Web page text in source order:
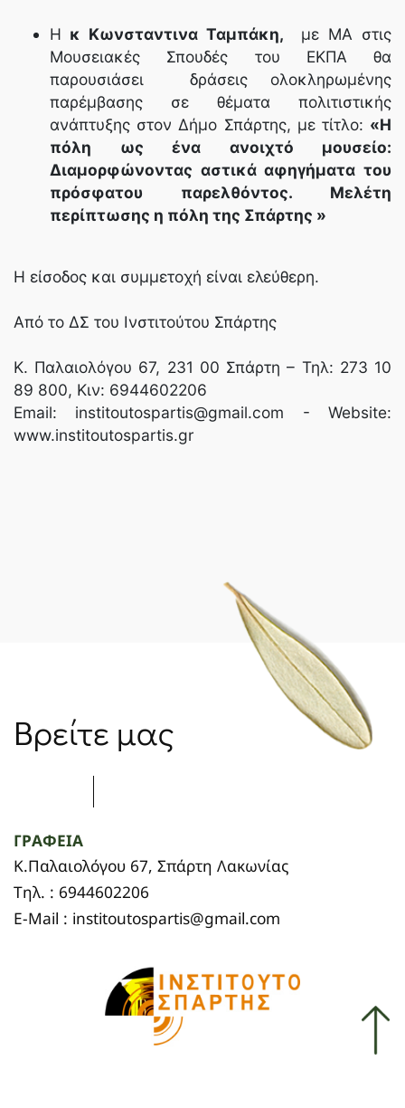
Η κ Κωνσταντινα Ταμπάκη, με ΜΑ στις
Μουσειακές Σπουδές του ΕΚΠΑ θα
παρουσιάσει δράσεις ολοκληρωμένης
παρέμβασης σε θέματα πολιτιστικής
ανάπτυξης στον Δήμο Σπάρτης, με τίτλο: «Η
πόλη ως ένα ανοιχτό μουσείο:
Διαμορφώνοντας αστικά αφηγήματα του
πρόσφατου παρελθόντος. Μελέτη
περίπτωσης η πόλη της Σπάρτης »
Η είσοδος και συμμετοχή είναι ελεύθερη.
Από το ΔΣ του Ινστιτούτου Σπάρτης
K. Παλαιολόγου 67, 231 00 Σπάρτη – Τηλ: 273 10
89 800, Κιν: 6944602206
Email: institoutospartis@gmail.com - Website:
www.institoutospartis.gr
Βρείτε μας
ΓΡΑΦΕΙΑ
Κ.Παλαιολόγου 67, Σπάρτη Λακωνίας
Τηλ. : 6944602206
E-Mail : institoutospartis@gmail.com